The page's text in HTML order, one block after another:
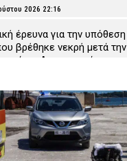
2026 22:16
έρευνα για την υπόθεση
βρέθηκε νεκρή μετά την
από το Αστυνομικό
2026 22:01
ο 35χρονος που πάλευε
το τροχαίο με
2026 21:47